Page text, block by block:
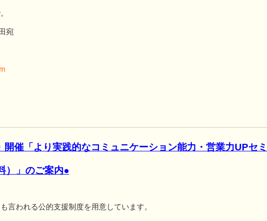
宛
催「より実践的なコミュニケーション能力・営業力UPセミ
）」のご案内●
言われる公的支援制度を用意しています。